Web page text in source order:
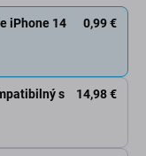
s
14,98 €
iPhone 14
0,99 €